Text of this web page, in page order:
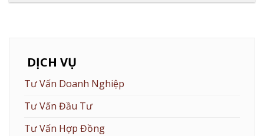
DỊCH VỤ
Tư Vấn Doanh Nghiệp
Tư Vấn Đầu Tư
Tư Vấn Hợp Đồng